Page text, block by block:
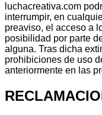
luchacreativa.com
interrumpir, en
preaviso, el acceso a
posibilidad por parte
alguna. Tras dicha
prohibiciones de uso
anteriormente en las